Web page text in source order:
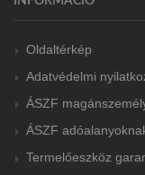
Oldaltérkép
Adatvédelmi
ÁSZF
ÁSZF
Termelőeszköz